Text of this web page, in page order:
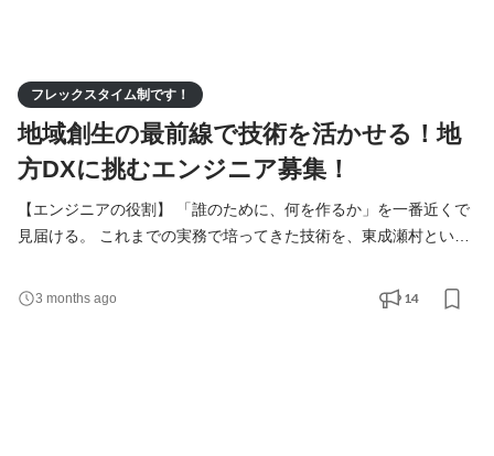
フレックスタイム制です！
地域創生の最前線で技術を活かせる！地
方DXに挑むエンジニア募集！
【エンジニアの役割】 「誰のために、何を作るか」を一番近くで
見届ける。 これまでの実務で培ってきた技術を、東成瀬村という
切にしているのは、単にシステムを構築することではなく、その
3 months ago 14